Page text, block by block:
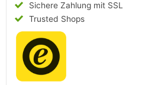
Sichere Zahlung mit SSL
Trusted Shops